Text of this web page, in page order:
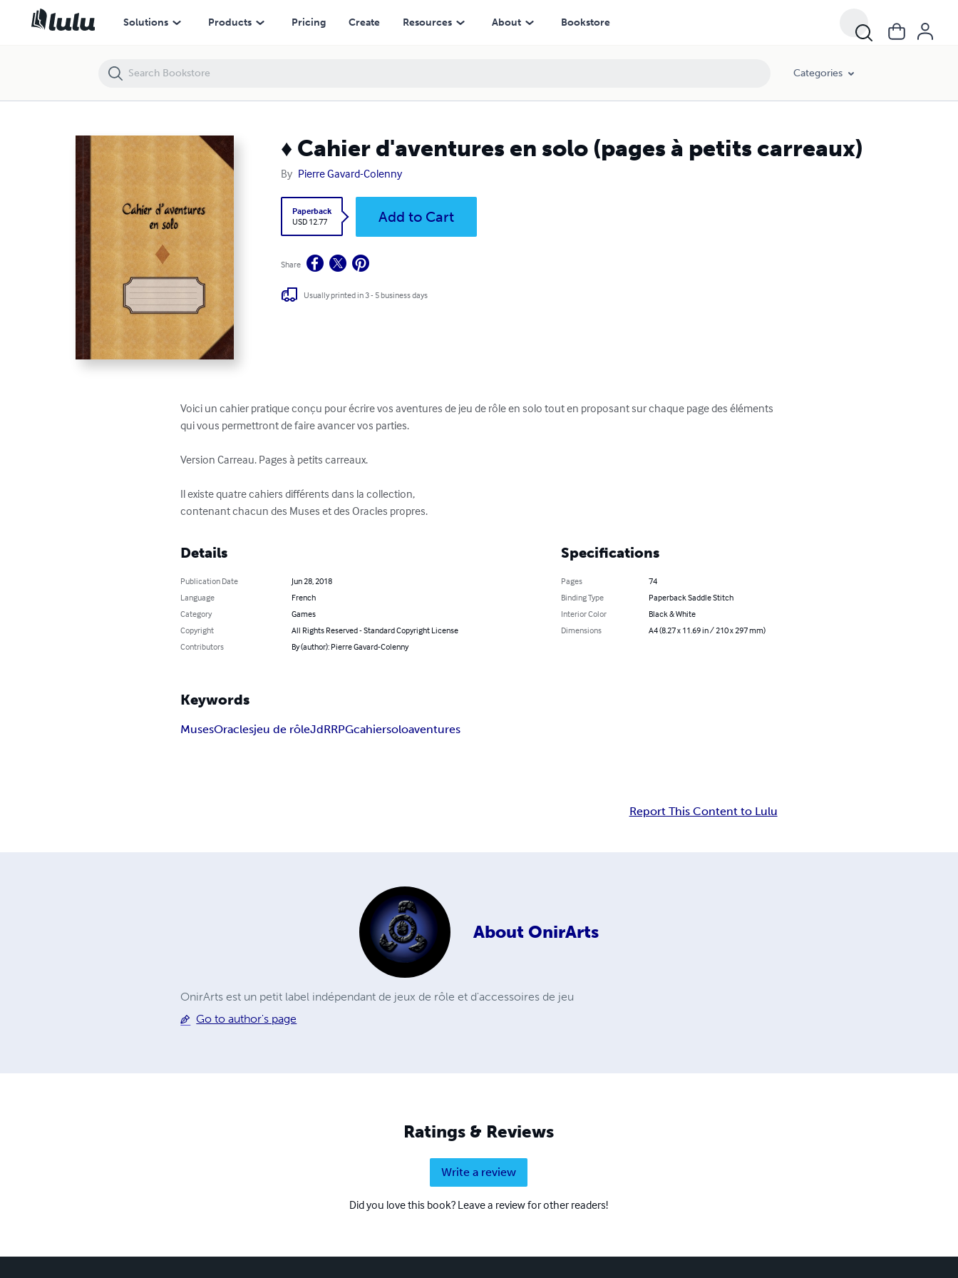
Solutions Products Pricing Create Resources About Bookstore
Categories
♦ Cahier d'aventures en solo (pages à petits carreaux)
By Pierre Gavard-Colenny
Paperback
USD 12.77
Add to Cart
Share
Usually printed in 3 - 5 business days
Voici un cahier pratique conçu pour écrire vos aventures de jeu de rôle en solo tout en proposant sur chaque page des éléments
qui vous permettront de faire avancer vos parties.
Version Carreau. Pages à petits carreaux.
Il existe quatre cahiers différents dans la collection,
contenant chacun des Muses et des Oracles propres.
Details
Publication Date
Jun 28, 2018
Language
French
Category
Games
Copyright
All Rights Reserved - Standard Copyright License
Contributors
By (author): Pierre Gavard-Colenny
Specifications
Pages
74
Binding Type
Paperback Saddle Stitch
Interior Color
Black & White
Dimensions
A4 (8.27 x 11.69 in / 210 x 297 mm)
Keywords
MusesOraclesjeu de rôleJdRRPGcahiersoloaventures
Report This Content to Lulu
About OnirArts
OnirArts est un petit label indépendant de jeux de rôle et d'accessoires de jeu
Go to author's page
Ratings & Reviews
Write a review
Did you love this book? Leave a review for other readers!
♦ Cahier d'aventures en solo (pages à petits carreaux)